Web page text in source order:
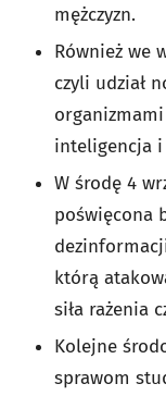
mężczyzn.
Również we
czyli udział
inteligencja i
W środę 4
poświęcona
którą
siła rażenia
Kolejne
sprawom